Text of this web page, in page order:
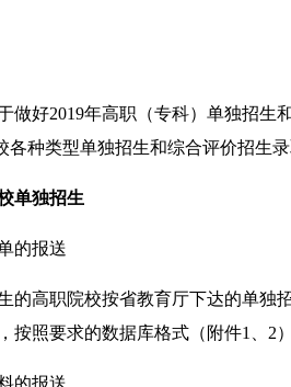
做好2019年高职（专科）单独招生
各种类型单独招生和综合评价招生
单独招生
的报送
的高职院校按省教育厅下达的单独
，按照要求的数据库格式（附件1
的报送